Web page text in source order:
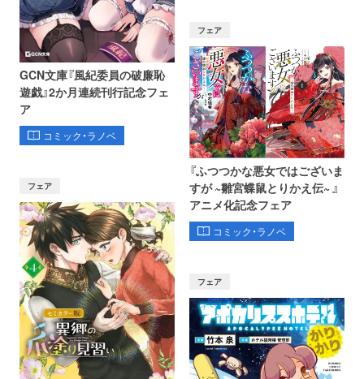
GCN文庫『風紀委員の破廉恥
遊戯』2か月連続刊行記念フェ
ア
コミック・ラノベ
フェア
フェア
『ふつつかな悪女ではございま
すが ~雛宮蝶鼠とりかえ伝~ 』
アニメ化記念フェア
コミック・ラノベ
フェア